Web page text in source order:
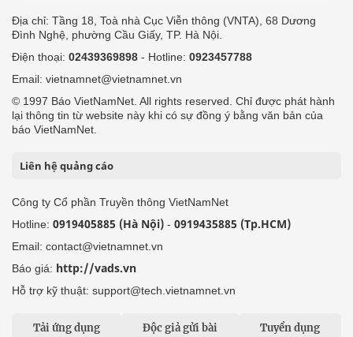
Địa chỉ: Tầng 18, Toà nhà Cục Viễn thông (VNTA), 68 Dương
Đình Nghệ, phường Cầu Giấy, TP. Hà Nội.
Điện thoại: 02439369898 - Hotline: 0923457788
Email: vietnamnet@vietnamnet.vn
© 1997 Báo VietNamNet. All rights reserved. Chỉ được phát hành
lại thông tin từ website này khi có sự đồng ý bằng văn bản của
báo VietNamNet.
Liên hệ quảng cáo
Công ty Cổ phần Truyền thông VietNamNet
Hotline: 0919405885 (Hà Nội) - 0919435885 (Tp.HCM)
Email: contact@vietnamnet.vn
Báo giá: http://vads.vn
Hỗ trợ kỹ thuật: support@tech.vietnamnet.vn
Tải ứng dụng Độc giả gửi bài Tuyển dụng